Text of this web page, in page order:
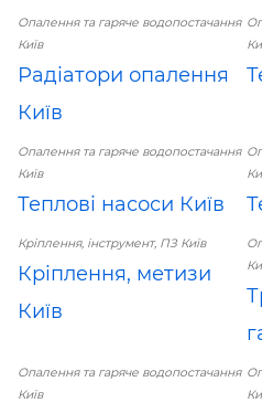
Опалення та гаряче водопостачання
Київ
Радіатори опалення
Київ
Опалення та гаряче водопостачання
Київ
Теплові насоси Київ
Кріплення, інструмент, ПЗ Київ
Кріплення, метизи
Київ
Опалення та гаряче водопостачання
Київ